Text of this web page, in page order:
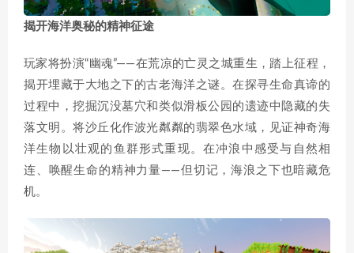
揭开海洋奥秘的精神征途
玩家将扮演“幽魂”——在荒凉的亡灵之城重生，踏上征程，
揭开埋藏于大地之下的古老海洋之谜。在探寻生命真谛的
过程中，挖掘沉没墓穴和类似滑板公园的遗迹中隐藏的失
落文明。将沙丘化作波光粼粼的翡翠色水域，见证神奇海
洋生物以壮观的鱼群形式重现。在冲浪中感受与自然相
连、唤醒生命的精神力量——但切记，海浪之下也暗藏危
机。